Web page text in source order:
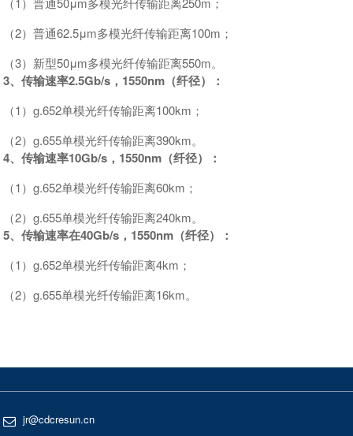
（2）普通62.5μm多模光纤传输距离100m；
（3）新型50μm多模光纤传输距离550m。
3、传输速率2.5Gb/s，1550nm（纤径）：
（1）g.652单模光纤传输距离100km；
（2）g.655单模光纤传输距离390km。
4、传输速率10Gb/s，1550nm（纤径）：
（1）g.652单模光纤传输距离60km；
（2）g.655单模光纤传输距离240km。
5、传输速率在40Gb/s，1550nm（纤径）：
（1）g.652单模光纤传输距离4km；
（2）g.655单模光纤传输距离16km。
jr@cdcresun.cn